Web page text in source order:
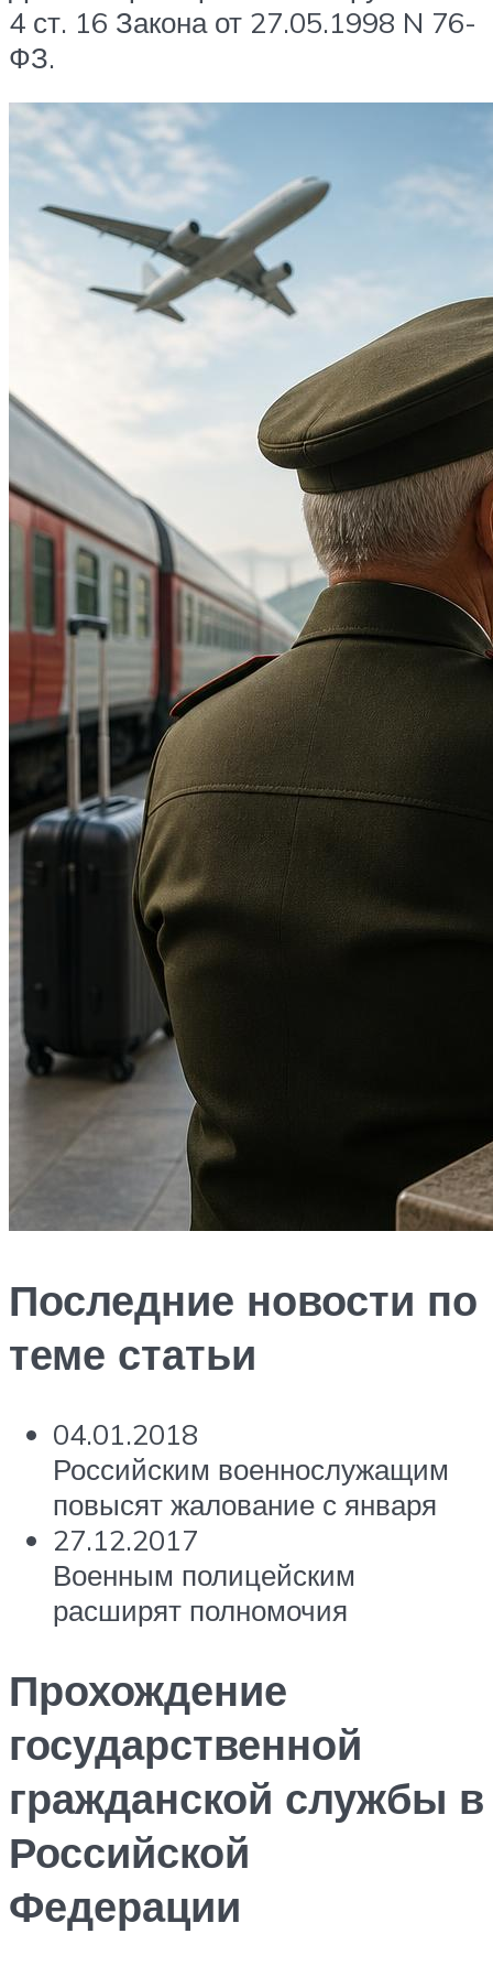
4 ст. 16 Закона от 27.05.1998 N 76-
ФЗ.
Последние новости по
теме статьи
04.01.2018
Российским военнослужащим
повысят жалование с января
27.12.2017
Военным полицейским
расширят полномочия
Прохождение
государственной
гражданской службы в
Российской
Федерации